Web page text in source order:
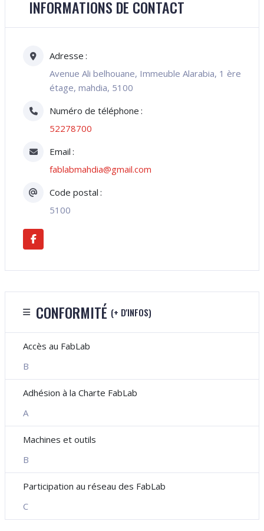
INFORMATIONS DE CONTACT
Adresse
Avenue Ali belhouane, Immeuble Alarabia, 1 ère
étage, mahdia, 5100
Numéro de téléphone
52278700
Email
fablabmahdia@gmail.com
Code postal
5100
CONFORMITÉ (+ D'INFOS)
Accès au FabLab
B
Adhésion à la Charte FabLab
A
Machines et outils
B
Participation au réseau des FabLab
C